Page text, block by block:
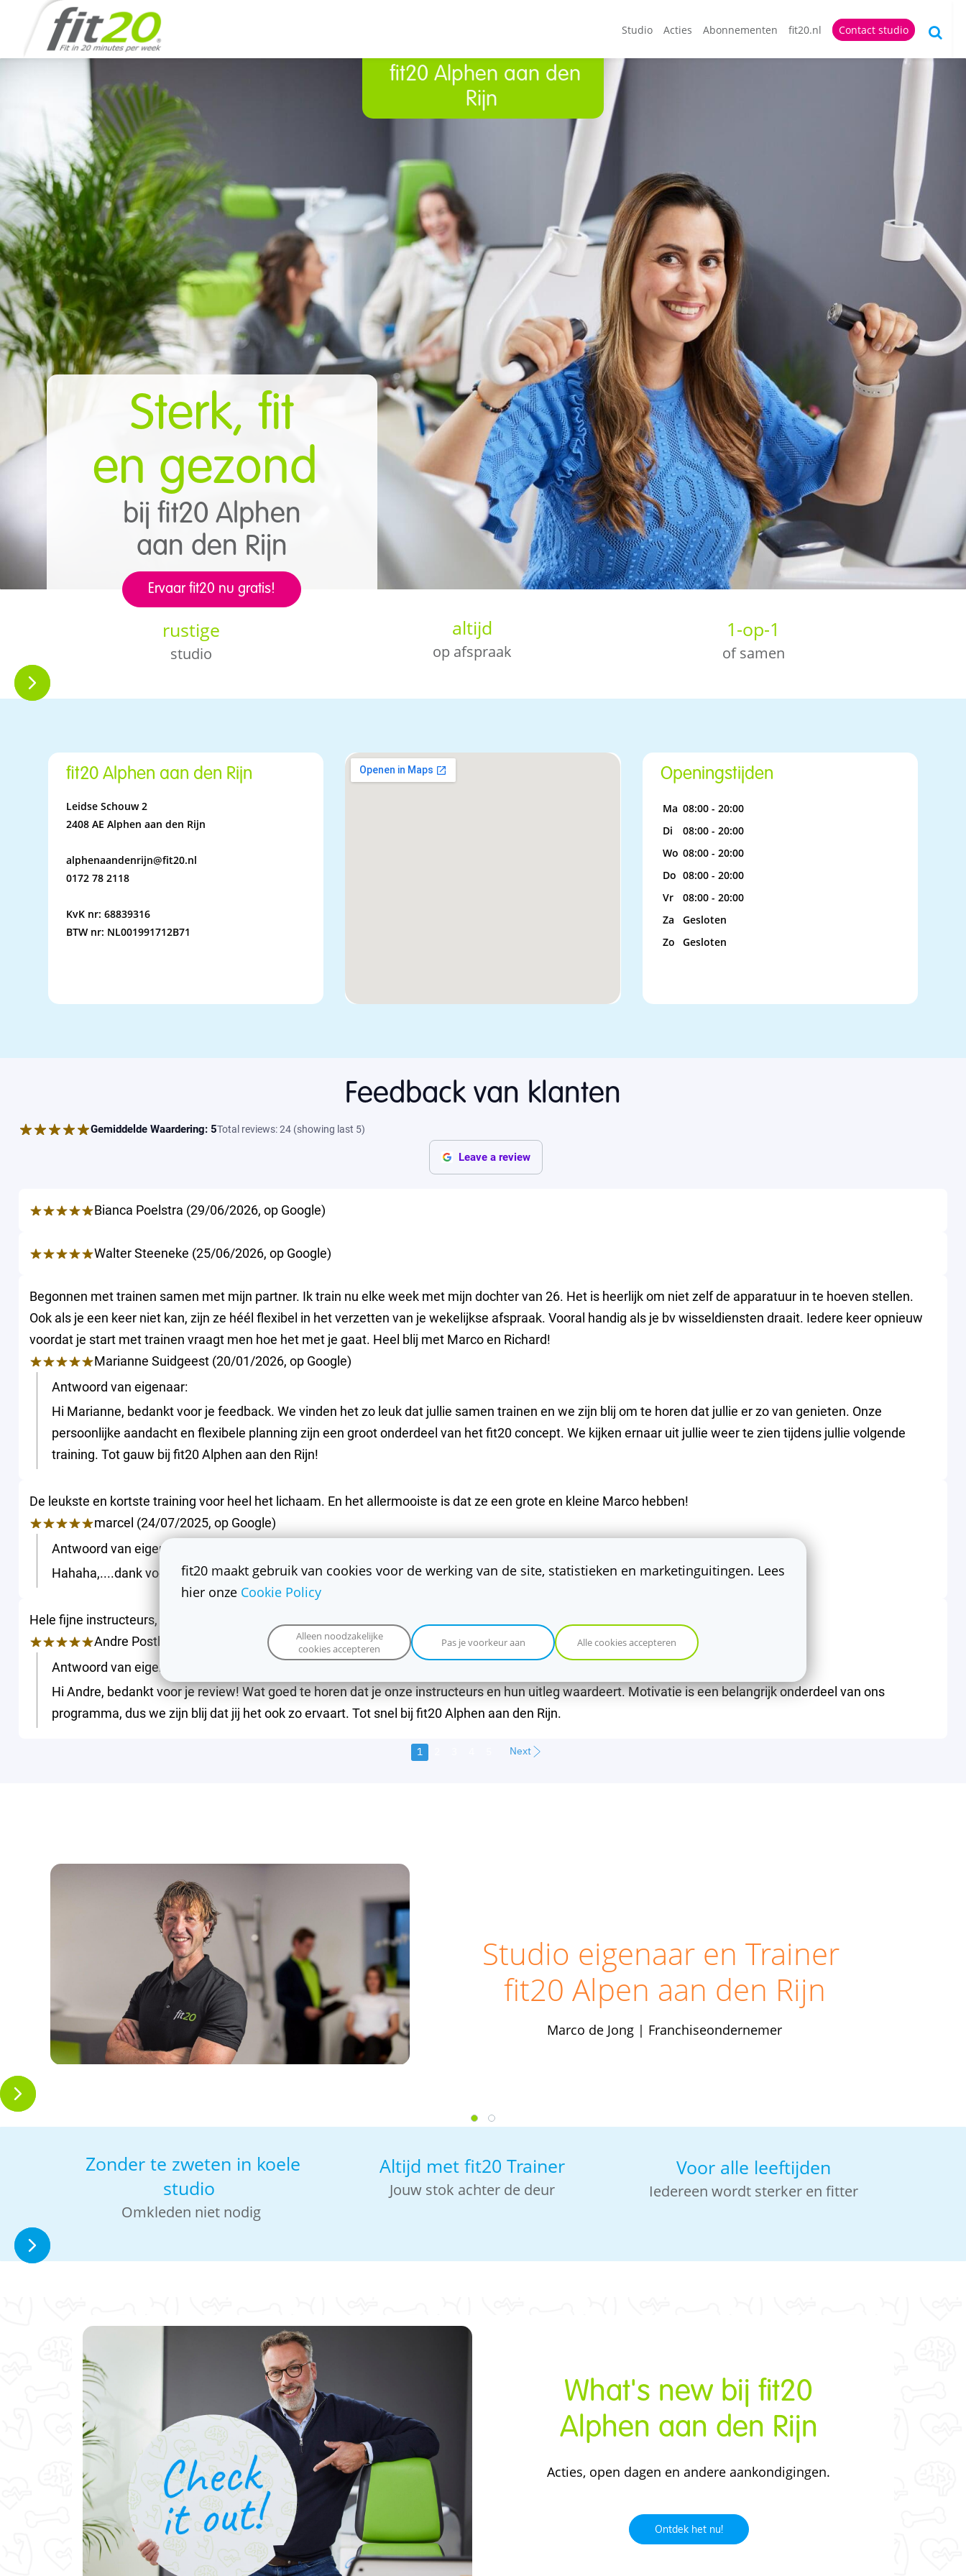
fit20 maakt gebruik van cookies voor de werking van de site, statistieken en marketinguitingen. Lees
hier onze Cookie Policy
Alleen noodzakelijke
cookies accepteren
Pas je voorkeur aan Alle cookies accepteren
Studio Acties Abonnementen fit20.nl Contact studio
fit20 Alphen aan den
Rijn
Sterk, fit
​en gezond
bij fit20 Alphen
aan den Rijn
Ervaar fit20 nu gratis!
rustige
studio
altijd
op afspraak
1-op-1
of samen
fit20 Alphen aan den Rijn
Leidse Schouw 2
2408 AE Alphen aan den Rijn
alphenaandenrijn@fit20.nl
0172 78 2118
KvK nr: 68839316
BTW nr: NL001991712B71
Openingstijden
Ma 08:00 - 20:00
Di
08:00 - 20:00
Wo 08:00 - 20:00
Do 08:00 - 20:00
Vr
08:00 - 20:00
Za
Gesloten
Zo
Gesloten
Feedback van klanten
Gemiddelde Waardering: 5Total reviews:24 (showing last 5)
Leave a review
Bianca Poelstra (29/06/2026, op Google)
Walter Steeneke (25/06/2026, op Google)
Begonnen met trainen samen met mijn partner. Ik train nu elke week met mijn dochter van 26. Het is heerlijk om niet zelf de apparatuur in te hoeven stellen.
Ook als je een keer niet kan, zijn ze héél flexibel in het verzetten van je wekelijkse afspraak. Vooral handig als je bv wisseldiensten draait. Iedere keer opnieuw
voordat je start met trainen vraagt men hoe het met je gaat. Heel blij met Marco en Richard!
Marianne Suidgeest (20/01/2026, op Google)
Antwoord van eigenaar:
Hi Marianne, bedankt voor je feedback. We vinden het zo leuk dat jullie samen trainen en we zijn blij om te horen dat jullie er zo van genieten. Onze
persoonlijke aandacht en flexibele planning zijn een groot onderdeel van het fit20 concept. We kijken ernaar uit jullie weer te zien tijdens jullie volgende
training. Tot gauw bij fit20 Alphen aan den Rijn!
De leukste en kortste training voor heel het lichaam. En het allermooiste is dat ze een grote en kleine Marco hebben!
marcel (24/07/2025, op Google)
Antwoord van eigenaar:
Hahaha,....dank voor je positieve review Marcel! Erg leuk om jullie elke week te mogen trainen.
Hele fijne instructeurs, heldere uitleg en motiveren prima! Aanrader om je spieren soepel te houden!
Andre Posthuma
, Google)
Antwoord van eigenaar:
Hi Andre, bedankt voor je review! Wat goed te horen dat je onze instructeurs en hun uitleg waardeert. Motivatie is een belangrijk onderdeel van ons
programma, dus we zijn blij dat jij het ook zo ervaart. Tot snel bij fit20 Alphen aan den Rijn.
1 Next
Studio eigenaar en Trainer
fit20 Alpen aan den Rijn
Marco de Jong | Franchiseondernemer
Zonder te zweten in koele
studio
Omkleden niet nodig
Altijd met fit20 Trainer
Jouw stok achter de deur
Voor alle leeftijden
Iedereen wordt sterker en fitter
What's new bij fit20
Alphen aan den Rijn
Acties, open dagen en andere aankondigingen.
Ontdek het nu!